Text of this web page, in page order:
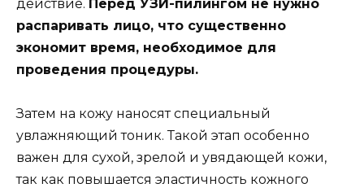
действие. Перед УЗИ-пилингом не нужно
распаривать лицо, что существенно
экономит время, необходимое для
проведения процедуры.
Затем на кожу наносят специальный
увлажняющий тоник. Такой этап особенно
важен для сухой, зрелой и увядающей кожи,
так как повышается эластичность кожного